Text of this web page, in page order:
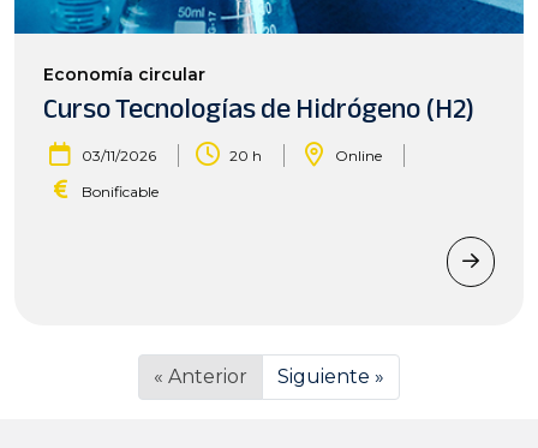
Economía circular
Curso Tecnologías de Hidrógeno (H2)
03/11/2026 | 20 h | Online |
Bonificable
« Anterior Siguiente »